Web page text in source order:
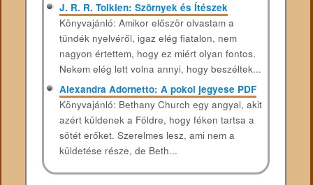
J. R. R. Tolkien: Szörnyek és Ítészek
Könyvajánló: Amikor először olvastam a
tündék nyelvéről, igaz elég fiatalon, nem
nagyon értettem, hogy ez miért olyan fontos.
Nekem elég lett volna annyi, hogy beszéltek...
Alexandra Adornetto: A pokol jegyese PDF
Könyvajánló: Bethany Church egy angyal, akit
azért küldenek a Földre, hogy féken tartsa a
sötét erőket. Szerelmes lesz, ami nem a
küldetése része, de Beth...